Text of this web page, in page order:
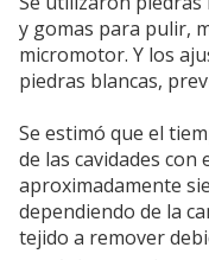
y gomas para pulir,
micromotor. Y los
piedras blancas,
Se estimó que el
de las cavidades con
aproximadamente
dependiendo de la
tejido a remover